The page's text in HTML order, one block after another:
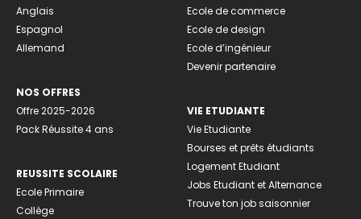
Anglais
Espagnol
Allemand
NOS OFFRES
Offre 2025-2026
Pack Réussite 4 ans
REUSSITE SCOLAIRE
Ecole Primaire
Collège
Ecole de commerce
Ecole de design
Ecole d’ingénieur
Devenir partenaire
VIE ETUDIANTE
Vie Etudiante
Bourses et prêts étudiants
Logement Etudiant
Jobs Etudiant et Alternance
Trouve ton job saisonnier